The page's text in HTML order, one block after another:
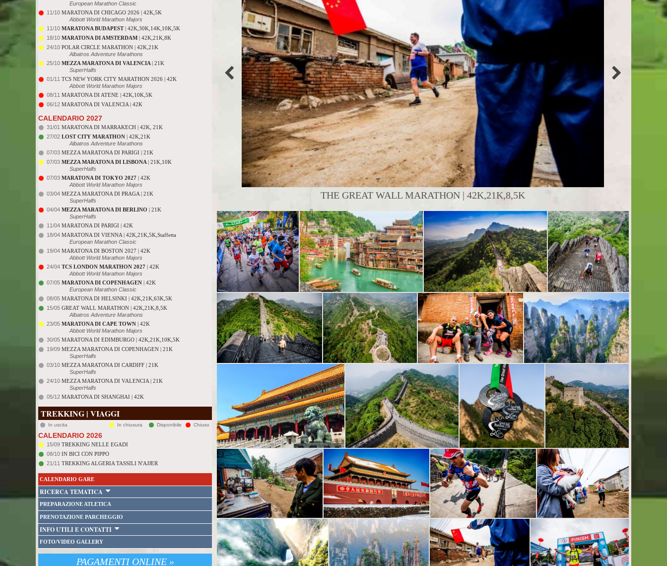
European Marathon Classic
11/10 MARATONA DI CHICAGO 2026 | 42K,5K
Abbott World Marathon Majors
11/10 MARATONA BUDAPEST| 42K,30K,14K,10K,5K
18/10 MARATONA DI AMSTERDAM | 42K,21K,8K
24/10 POLAR CIRCLE MARATHON | 42K,21K
Albatros Adventure Marathons
25/10 MEZZA MARATONA DI VALENCIA | 21K
SuperHalfs
01/11 TCS NEW YORK CITY MARATHON 2026 | 42K
Abbott World Marathon Majors
08/11 MARATONA DI ATENE | 42K,10K,5K
06/12 MARATONA DI VALENCIA | 42K
CALENDARIO 2027
31/01 MARATONA DI MARRAKECH | 42K, 21K
27/02 LOST CITY MARATHON | 42K,21K
Albatros Adventure Marathons
07/03 MEZZA MARATONA DI PARIGI | 21K
07/03 MEZZA MARATONA DI LISBONA | 21K,10K
SuperHalfs
07/03 MARATONA DI TOKYO 2027 | 42K
Abbott World Marathon Majors
03/04 MEZZA MARATONA DI PRAGA | 21K
SuperHalfs
04/04 MEZZA MARATONA DI BERLINO | 21K
SuperHalfs
11/04 MARATONA DI PARIGI | 42K
18/04 MARATONA DI VIENNA | 42K,21K,5K,Staffetta
European Marathon Classic
19/04 MARATONA DI BOSTON 2027 | 42K
Abbott World Marathon Majors
24/04 TCS LONDON MARATHON 2027 | 42K
Abbott World Marathon Majors
07/05 MARATONA DI COPENHAGEN | 42K
European Marathon Classic
08/05 MARATONA DI HELSINKI | 42K,21K,63K,5K
15/05 GREAT WALL MARATHON | 42K,21K,8,5K
Albatros Adventure Marathons
23/05 MARATONA DI CAPE TOWN | 42K
Abbott World Marathon Majors
30/05 MARATONA DI EDIMBURGO | 42K,21K,10K,5K
19/09 MEZZA MARATONA DI COPENHAGEN | 21K
SuperHalfs
03/10 MEZZA MARATONA DI CARDIFF | 21K
SuperHalfs
24/10 MEZZA MARATONA DI VALENCIA | 21K
SuperHalfs
05/12 MARATONA DI SHANGHAI | 42K
TREKKING | VIAGGI
In uscita In chiusura Disponibile Chiuso
CALENDARIO 2026
15/09 TREKKING NELLE EGADI
08/10 IN BICI CON PIPPO
21/11 TREKKING ALGERIA TASSILI N'AJJER
CALENDARIO GARE
RICERCA TEMATICA
PREPARAZIONE ATLETICA
PRENOTAZIONE PARCHEGGIO
INFO UTILI E CONTATTI
FOTO/VIDEO GALLERY
PAGAMENTI ONLINE »
THE GREAT WALL MARATHON | 42K,21K,8,5K